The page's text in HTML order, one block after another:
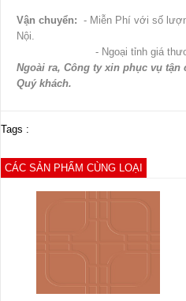
Vận chuyển: - Miễn Phí với số
Nội.
- Ngoại tỉnh giá
Ngoài ra, Công ty xin phục vụ tận
Quý khách.
Tags :
CÁC SẢN PHẨM CÙNG LOẠI